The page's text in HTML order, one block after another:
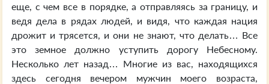
еще, с чем все в порядке, а отправляясь за границу, и
ведя дела в рядах людей, и видя, что каждая нация
дрожит и трясется, и они не знают, что делать… Все
это земное должно уступить дорогу Небесному.
Несколько лет назад… Многие из вас, находящихся
здесь сегодня вечером мужчин моего возраста,